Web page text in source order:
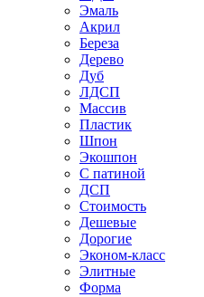
Эмаль
Акрил
Береза
Дерево
Дуб
ЛДСП
Массив
Пластик
Шпон
Экошпон
С патиной
ДСП
Стоимость
Дешевые
Дорогие
Эконом-класс
Элитные
Форма